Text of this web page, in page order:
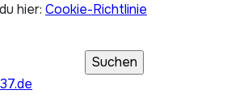
hier: Cookie-Richtlinie